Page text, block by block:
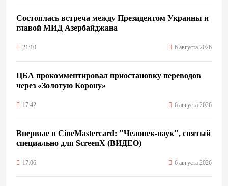
Состоялась встреча между Президентом Украины и
главой МИД Азербайджана
21:10 6 августа 2026
ЦБА прокомментировал приостановку переводов
через «Золотую Корону»
17:42 6 августа 2026
Впервые в CineMastercard: "Человек-паук", снятый
специально для ScreenX (ВИДЕО)
17:06 6 августа 2026